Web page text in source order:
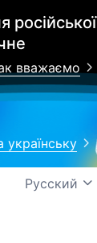
російської
вважаємо
українську
Русский